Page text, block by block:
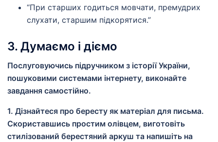
“При старших годиться мовчати, премудрих
слухати, старшим підкорятися.”
3. Думаємо і діємо
Послуговуючись підручником з історії України,
пошуковими системами інтернету, виконайте
завдання самостійно.
1. Дізнайтеся про бересту як матеріал для письма.
Скориставшись простим олівцем, виготовіть
стилізований берестяний аркуш та напишіть на